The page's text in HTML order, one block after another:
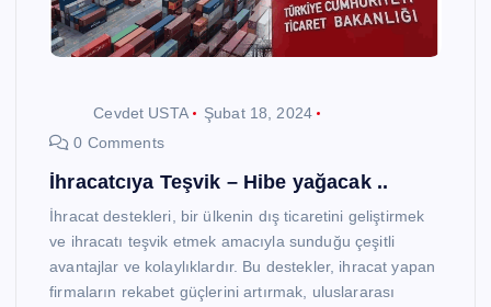
Cevdet USTA
Şubat 18, 2024
0 Comments
İhracatcıya Teşvik – Hibe yağacak ..
İhracat destekleri, bir ülkenin dış ticaretini geliştirmek
ve ihracatı teşvik etmek amacıyla sunduğu çeşitli
avantajlar ve kolaylıklardır. Bu destekler, ihracat yapan
firmaların rekabet güçlerini artırmak, uluslararası